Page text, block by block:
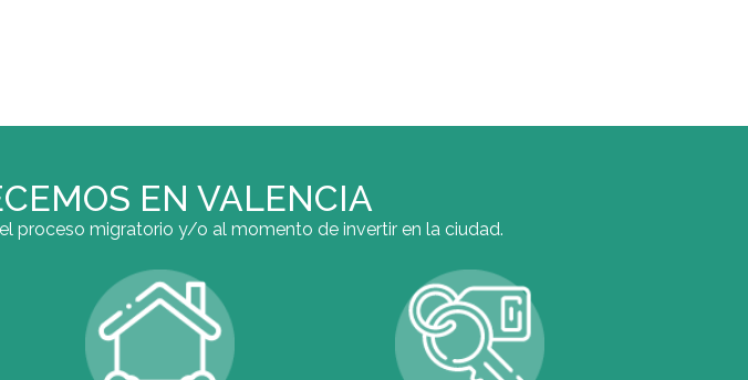
EN VALENCIA
proceso migratorio y/o al momento de invertir en la ciudad.